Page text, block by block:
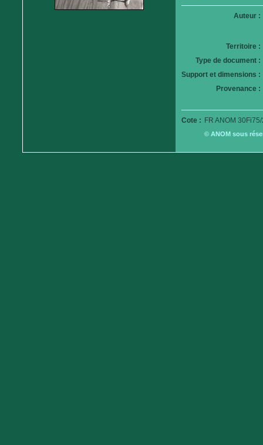
Auteur :
Territoire :
Type de document :
Support et dimensions :
Provenance :
Cote : FR ANOM
© ANOM sous